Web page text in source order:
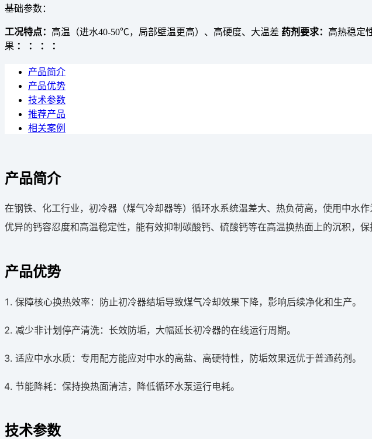
基础参数：
工况特点： 高温（进水40-50℃，局部壁温更高）、高硬度、大温差 药剂要求： 高热稳定
果 ： ： ： ：
产品简介
产品优势
技术参数
推荐产品
相关案例
产品简介
在钢铁、化工行业，初冷器（煤气冷却器等）循环水系统温差大、热负荷高，使用中水
优异的钙容忍度和高温稳定性，能有效抑制碳酸钙、硫酸钙等在高温换热面上的沉积，
产品优势
保障核心换热效率：防止初冷器结垢导致煤气冷却效果下降，影响后续净化和生产。
减少非计划停产清洗：长效防垢，大幅延长初冷器的在线运行周期。
适应中水水质：专用配方能应对中水的高盐、高硬特性，防垢效果远优于普通药剂。
节能降耗：保持换热面清洁，降低循环水泵运行电耗。
技术参数